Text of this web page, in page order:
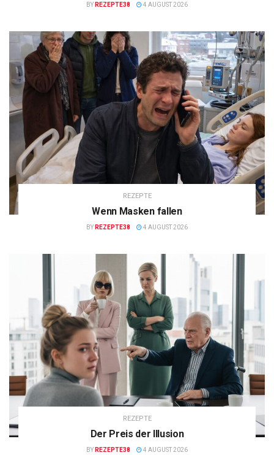
BY REZEPTE38 4 AUGUST 2026
REZEPTE
Wenn Masken fallen
BY REZEPTE38 4 AUGUST 2026
REZEPTE
Der Preis der Illusion
BY REZEPTE38 4 AUGUST 2026